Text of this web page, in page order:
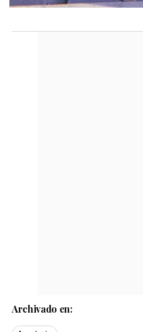
Archivado en: